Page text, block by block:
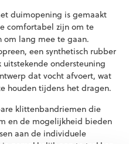
duimopening is gemaakt
comfortabel zijn om te
om lang mee te gaan.
een synthetisch rubber
ondersteuning
dat vocht afvoert, wat
houden tijdens het dragen.
klittenbandriemen die
en de mogelijkheid bieden
aan de individuele